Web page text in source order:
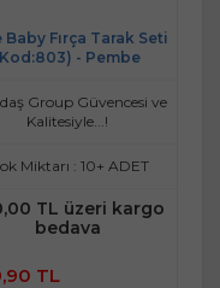
Baby Fırça Tarak Seti
- Pembe
Group Güvencesi ve
Kalitesiyle...!
Miktarı : 10+ ADET
TL üzeri kargo
bedava
TL